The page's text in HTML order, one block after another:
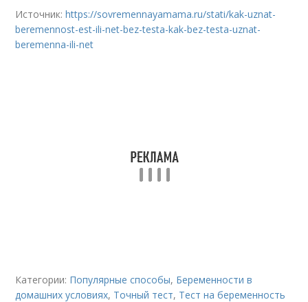
Источник:https://sovremennayamama.ru/stati/kak-uznat-
beremennost-est-ili-net-bez-testa-kak-bez-testa-uznat-
beremenna-ili-net
Категории: Популярные способы, Беременности в
домашних условиях, Точный тест, Тест на беременность